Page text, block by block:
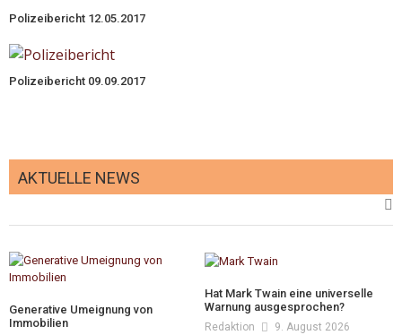
Polizeibericht 12.05.2017
Polizeibericht 09.09.2017
AKTUELLE NEWS
Generative Umeignung von
Immobilien
Hat Mark Twain eine universelle
Warnung ausgesprochen?
Redaktion 9. August 2026